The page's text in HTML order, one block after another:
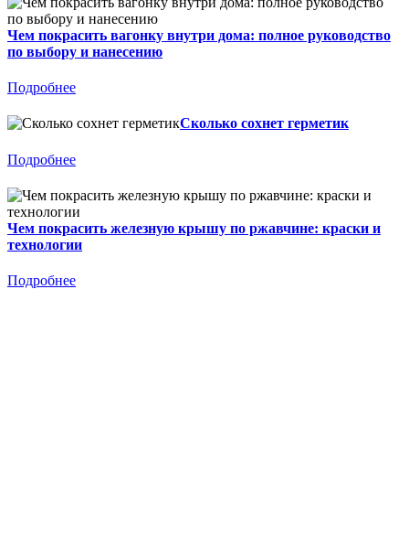
Чем покрасить вагонку внутри дома: полное руководство
по выбору и нанесению
Подробнее
Сколько сохнет герметик
Подробнее
Чем покрасить железную крышу по ржавчине: краски и
технологии
Подробнее